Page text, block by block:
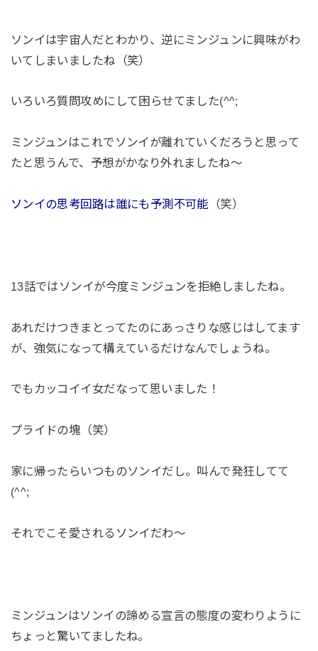
ソンイは宇宙人だとわかり、逆にミンジュンに興味がわ
いてしまいましたね（笑）
いろいろ質問攻めにして困らせてました(^^;
ミンジュンはこれでソンイが離れていくだろうと思って
たと思うんで、予想がかなり外れましたね～
ソンイの思考回路は誰にも予測不可能（笑）
13話ではソンイが今度ミンジュンを拒絶しましたね。
あれだけつきまとってたのにあっさりな感じはしてます
が、強気になって構えているだけなんでしょうね。
でもカッコイイ女だなって思いました！
プライドの塊（笑）
家に帰ったらいつものソンイだし。叫んで発狂してて
(^^;
それでこそ愛されるソンイだわ～
ミンジュンはソンイの諦める宣言の態度の変わりように
ちょっと驚いてましたね。